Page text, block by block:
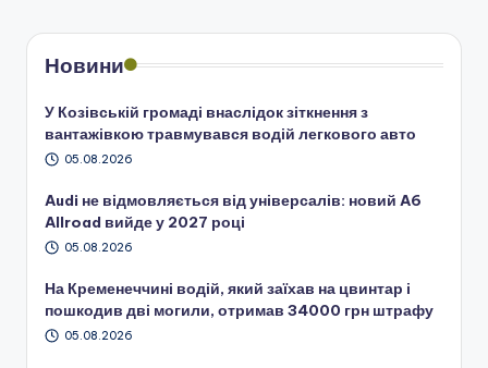
Новини
У Козівській громаді внаслідок зіткнення з
вантажівкою травмувався водій легкового авто
05.08.2026
Audi не відмовляється від універсалів: новий A6
Allroad вийде у 2027 році
05.08.2026
На Кременеччині водій, який заїхав на цвинтар і
пошкодив дві могили, отримав 34000 грн штрафу
05.08.2026